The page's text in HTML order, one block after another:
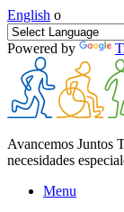
English o
Powered by
Avancemos Juntos
necesidades
Menu